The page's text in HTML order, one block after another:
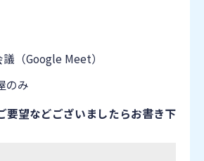
議 （Google Meet）
のみ
要望などございましたらお書き下